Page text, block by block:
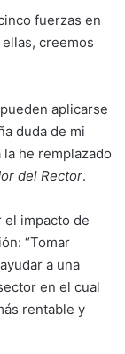
fuerzas en
creemos
aplicarse
duda de mi
he remplazado
del Rector.
impacto de
“Tomar
a una
en el cual
rentable y